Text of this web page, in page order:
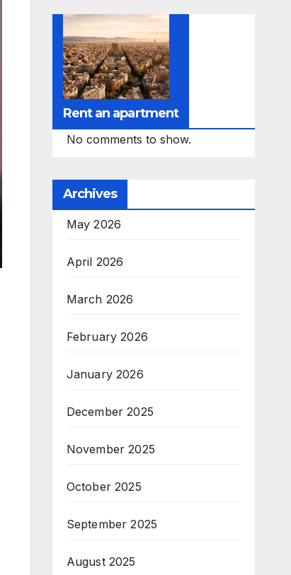
Rent an apartment
No comments to show.
Archives
May 2026
April 2026
March 2026
February 2026
January 2026
December 2025
November 2025
October 2025
September 2025
August 2025